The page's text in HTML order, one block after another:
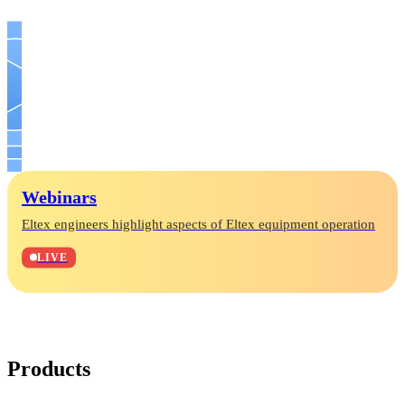
Webinars
Eltex engineers highlight aspects of Eltex equipment operation
LIVE
Products